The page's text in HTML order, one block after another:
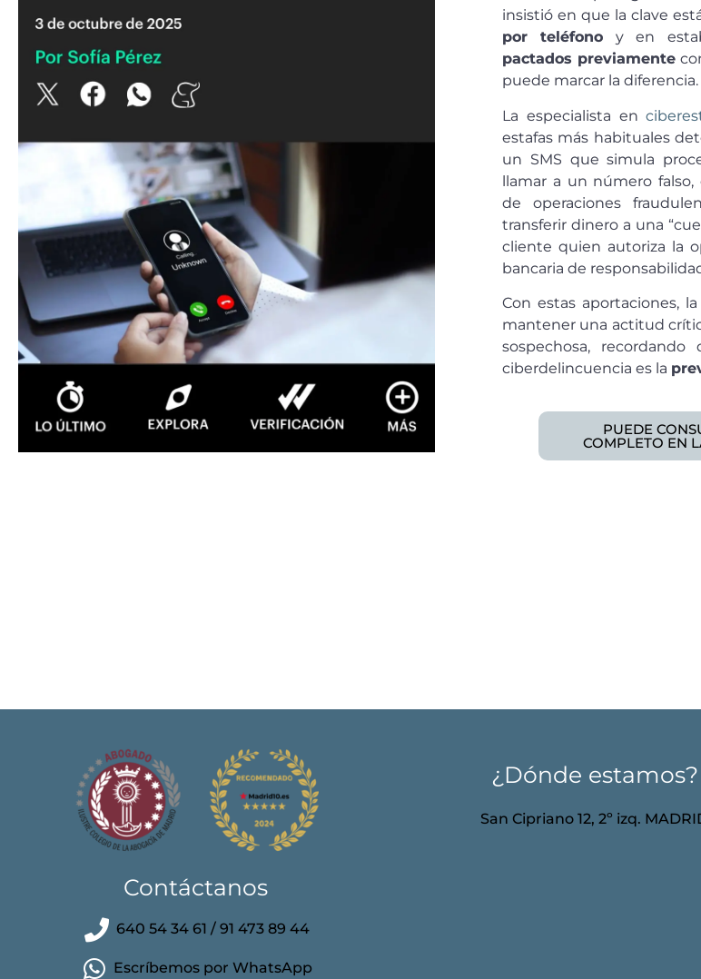
insistió en que la clave
por teléfono y en
pactados previamente
puede marcar la diferencia.
La especialista en
estafas más habituales
un SMS que simula
llamar a un número
de operaciones
transferir dinero a una
cliente quien autoriza la
bancaria de
Con estas aportaciones,
mantener una actitud
sospechosa,
ciberdelincuencia es la
PUEDE
COMPLETO EN
Contáctanos
640 54 34 61 / 91 473 89 44
Escríbemos por WhatsApp
¿Dónde estamos?
San Cipriano 12, 2º izq.